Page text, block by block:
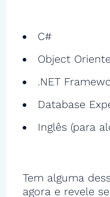
C#
Object
.NET
Database
Inglês (para
Tem alguma
agora e revele